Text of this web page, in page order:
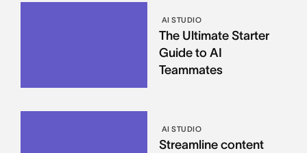
AI STUDIO
The Ultimate Starter
Guide to AI
Teammates
AI STUDIO
Streamline content